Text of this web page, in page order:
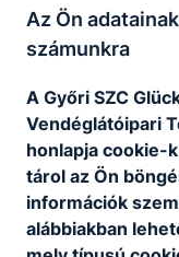
Magyaros
KKT.
Altenburg
Marina Pizzéria
Az Ön
számunkra
A Győri SZC
Vendéglátóipari
honlapja cookie-
tárol az Ön
információk
alábbiakban